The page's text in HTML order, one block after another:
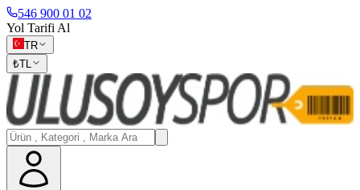
546 900 01 02
Yol Tarifi Al
TR
₺TL